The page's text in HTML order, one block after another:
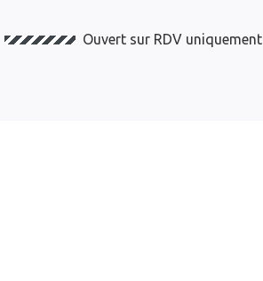
Ouvert sur RDV uniquement